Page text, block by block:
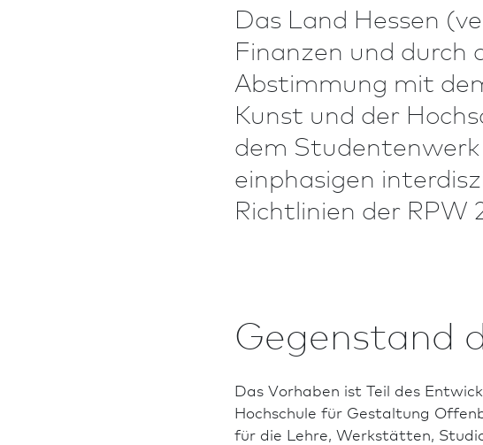
Das Land Hessen
Finanzen und durch
Abstimmung mit
Kunst und der
dem
einphasigen
Richt­linien der RPW
Gegenstand
Das Vorhaben ist Teil des
Hochschule für Gestaltung
für die Lehre, Werkstätten,